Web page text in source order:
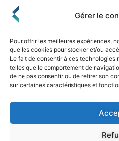
Gérer le
Pour offrir les meilleures expériences,
que les cookies pour stocker et/ou
Le fait de consentir à ces technologies
telles que le comportement de
de ne pas consentir ou de retirer son
sur certaines caractéristiques et
Politique de Confidentialité et de
© 2026 FLO & CO. All